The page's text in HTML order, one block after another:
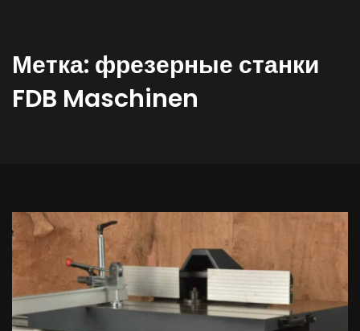
Метка: фрезерные станки
FDB Maschinen